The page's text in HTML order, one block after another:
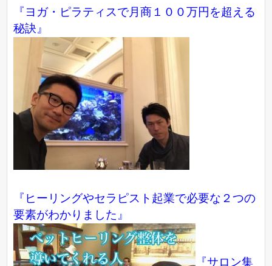
『ヨガ・ピラティスで月商１００万円を超える
秘訣』
『ヒーリングやセラピスト起業で必要な２つの
要素がわかりました』
『サロン集